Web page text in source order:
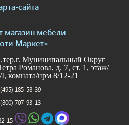
сайта
магазин мебели
Маркет»
Муниципальный Округ
Романова, д. 7, ст. 1, этаж/
комната/нрм 8/12-21
185-58-39
707-93-13
15